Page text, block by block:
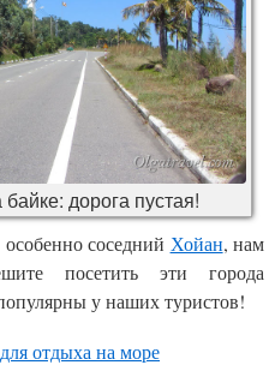
дорога пустая!
соседний Хойан, нам
посетить эти города
у наших туристов!
отдыха на море